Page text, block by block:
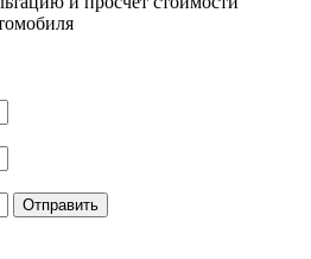
Отправить